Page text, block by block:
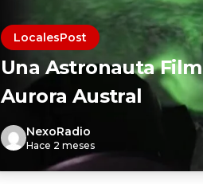
LocalesPost
Una Astronauta
Aurora Austral
NexoRadio
Hace 2 meses